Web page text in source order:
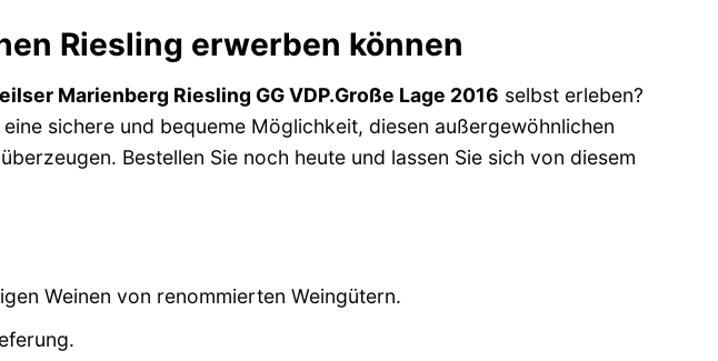
Riesling erwerben können
Marienberg Riesling GG VDP.Große Lage 2016 selbst erleben?
sichere und bequeme Möglichkeit, diesen außergewöhnlichen
Bestellen Sie noch heute und lassen Sie sich von diesem
Weinen von renommierten Weingütern.